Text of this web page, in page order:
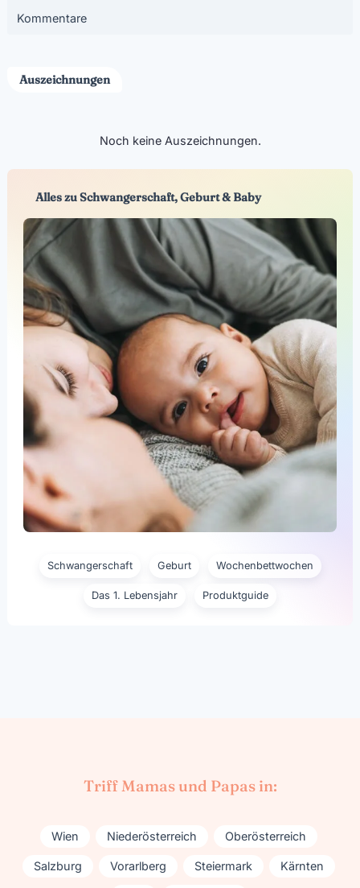
Kommentare
Auszeichnungen
Noch keine Auszeichnungen.
Alles zu Schwangerschaft, Geburt & Baby
Schwangerschaft Geburt Wochenbettwochen
Das 1. Lebensjahr Produktguide
Triff Mamas und Papas in:
Wien Niederösterreich Oberösterreich
Salzburg Vorarlberg Steiermark Kärnten